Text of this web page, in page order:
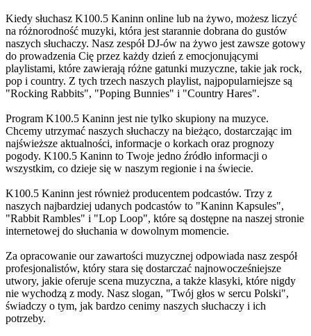
Kiedy słuchasz K100.5 Kaninn online lub na żywo, możesz liczyć
na różnorodność muzyki, która jest starannie dobrana do gustów
naszych słuchaczy. Nasz zespół DJ-ów na żywo jest zawsze gotowy
do prowadzenia Cię przez każdy dzień z emocjonującymi
playlistami, które zawierają różne gatunki muzyczne, takie jak rock,
pop i country. Z tych trzech naszych playlist, najpopularniejsze są
"Rocking Rabbits", "Poping Bunnies" i "Country Hares".
Program K100.5 Kaninn jest nie tylko skupiony na muzyce.
Chcemy utrzymać naszych słuchaczy na bieżąco, dostarczając im
najświeższe aktualności, informacje o korkach oraz prognozy
pogody. K100.5 Kaninn to Twoje jedno źródło informacji o
wszystkim, co dzieje się w naszym regionie i na świecie.
K100.5 Kaninn jest również producentem podcastów. Trzy z
naszych najbardziej udanych podcastów to "Kaninn Kapsules",
"Rabbit Rambles" i "Lop Loop", które są dostępne na naszej stronie
internetowej do słuchania w dowolnym momencie.
Za opracowanie our zawartości muzycznej odpowiada nasz zespół
profesjonalistów, który stara się dostarczać najnowocześniejsze
utwory, jakie oferuje scena muzyczna, a także klasyki, które nigdy
nie wychodzą z mody. Nasz slogan, "Twój głos w sercu Polski",
świadczy o tym, jak bardzo cenimy naszych słuchaczy i ich
potrzeby.